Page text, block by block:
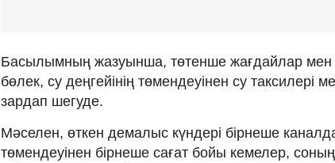
Басылымның жазуынша, төтенше жағдайлар мен
бөлек, су деңгейінің төмендеуінен су таксилері
зардап шегуде.
Мәселен, өткен демалыс күндері бірнеше
төмендеуінен бірнеше сағат бойы кемелер,